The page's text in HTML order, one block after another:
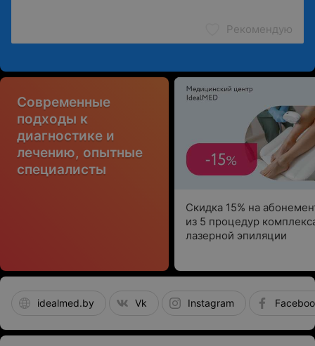
Рекомендую
Современные
подходы к
диагностике и
лечению, опытные
специалисты
Скидка 15% на
из 5 процедур
лазерной эпиляции
idealmed.by Vk Instagram